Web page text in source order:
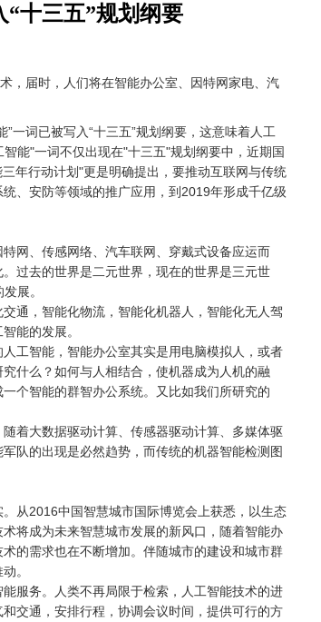
“十三五”规划纲要
，届时，人们将在智能办公室、因特网家电、汽
一词已被写入“十三五”规划纲要，这意味着人工
能"一词不仅出现在"十三五"规划纲要中，近期国
年行动计划"更是明确提出，要推动互联网与传统
、安防等领域的推广应用，到2019年形成千亿级
网、传感网络、汽车联网、穿戴式设备应运而
过去的世界是二元世界，现在的世界是三元世
展。
通，智能化物流，智能化机器人，智能化无人驾
能的发展。
工智能，智能办公室其实是用电脑模拟人，或者
什么？如何与人相结合，使机器成为人机的融
个智能的群智办公系统。又比如我们所研究的
着大数据驱动计算、传感器驱动计算、多媒体驱
队的出现是必然趋势，而传统的机器智能检测图
从2016中国智慧城市国际博览会上获悉，以生态
将成为未来智慧城市发展的新风口，随着智能办
的需求也在不断增加。伴随城市的建设和城市群
。
服务。人类不再局限于检索，人工智能技术的进
交通，安排行程，协调会议时间，提供可行的方